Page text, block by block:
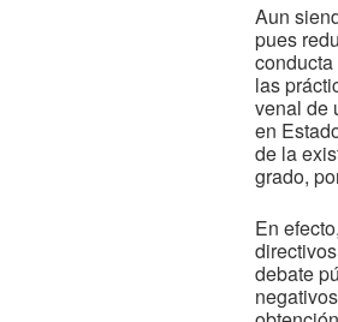
Aun
pues
las
venal de
en
de la
grado,
En
debate